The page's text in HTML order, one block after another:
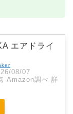
エアドライ
08/07
Amazon調べ-詳